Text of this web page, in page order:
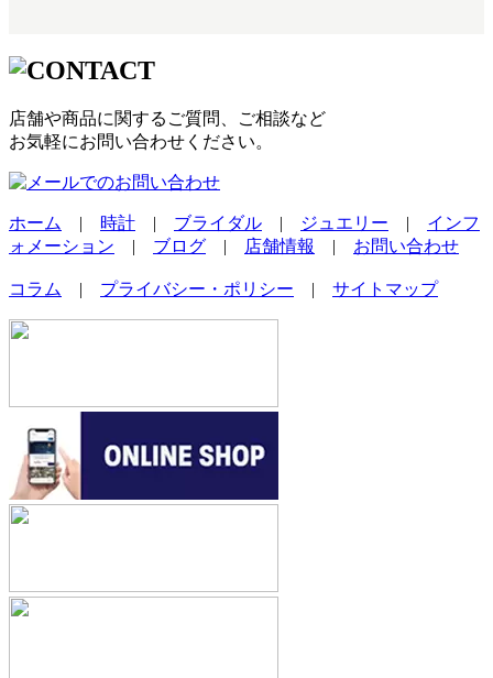
店舗や商品に関するご質問、ご相談など
お気軽にお問い合わせください。
ホーム | 時計 | ブライダル | ジュエリー | インフ
ォメーション | ブログ | 店舗情報 | お問い合わせ
コラム | プライバシー・ポリシー | サイトマップ